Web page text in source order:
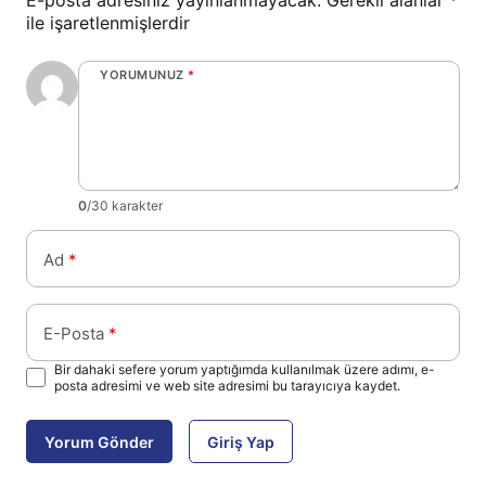
ile işaretlenmişlerdir
YORUMUNUZ *
0/30 karakter
Ad *
E-Posta *
Bir dahaki sefere yorum yaptığımda kullanılmak üzere adımı, e-
posta adresimi ve web site adresimi bu tarayıcıya kaydet.
Yorum Gönder Giriş Yap